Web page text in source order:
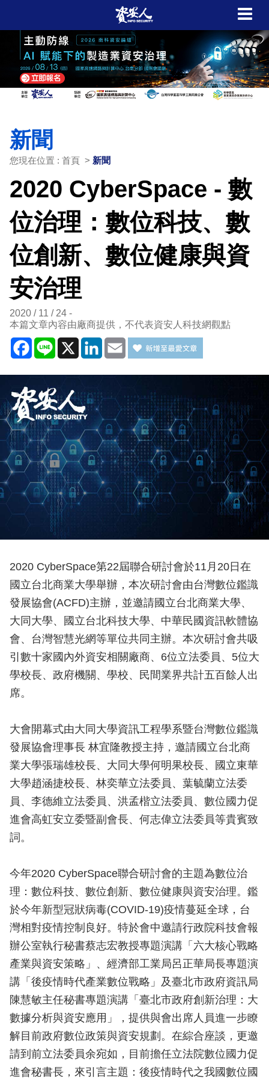
新聞
您現在位置 : 首頁 > 新聞
2020 CyberSpace - 數
位治理：數位科技、數
位創新、數位健康與資
安治理
2020 / 11 / 24
本篇文章內容由廠商提供，不代表資安人科技網觀點
Facebook
Line X LinkedIn
Email
2020 CyberSpace第22屆聯合研討會於11月20日在
國立台北商業大學舉辦，本次研討會由台灣數位鑑識
發展協會(ACFD)主辦，並邀請國立台北商業大學、
大同大學、國立台北科技大學、中華民國資訊軟體協
會、台灣智慧光網等單位共同主辦。本次研討會共吸
引數十家國內外資安相關廠商、6位立法委員、5位大
學校長、政府機關、學校、民間業界共計五百餘人出
席。
大會開幕式由大同大學資訊工程學系暨台灣數位鑑識
發展協會理事長 林宜隆教授主持，邀請國立台北商
業大學張瑞雄校長、大同大學何明果校長、國立東華
大學趙涵捷校長、林奕華立法委員、葉毓蘭立法委
員、李德維立法委員、洪孟楷立法委員、數位國力促
進會高虹安立委暨副會長、何志偉立法委員等貴賓致
詞。
今年2020 CyberSpace聯合研討會的主題為數位治
理：數位科技、數位創新、數位健康與資安治理。鑑
於今年新型冠狀病毒(COVID-19)疫情蔓延全球，台
灣相對疫情控制良好。特於會中邀請行政院科技會報
辦公室執行秘書蔡志宏教授專題演講「六大核心戰略
產業與資安策略」、經濟部工業局呂正華局長專題演
講「後疫情時代產業數位戰略」及臺北市政府資訊局
陳慧敏主任秘書專題演講「臺北市政府創新治理：大
數據分析與資安應用」，提供與會出席人員進一步瞭
解目前政府數位政策與資安規劃。在綜合座談，更邀
請到前立法委員余宛如，目前擔任立法院數位國力促
進會秘書長，來引言主題：後疫情時代之我國數位國